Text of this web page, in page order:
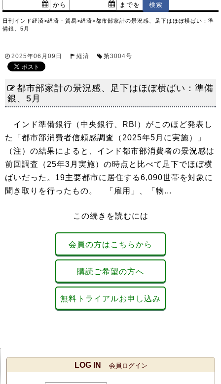
から
までを
日刊インド経済>経済・貿易>経済>都市部家計の景況感、足下はほぼ横ばい：準
備銀、5月
2025年06月09日 経済 第3004号
都市部家計の景況感、足下はほぼ横ばい：準備
銀、5月
インド準備銀行（中央銀行、RBI）がこのほど発表し
た「都市部消費者信頼感調査（2025年5月に実施）」
（注）の結果によると、インド都市部消費者の景況感は
前回調査（25年3月実施）の時点と比べて足下でほぼ横
ばいだった。19主要都市に居住する6,090世帯を対象に
聞き取りを行ったもの。 「雇用」、「物...
この続きを読むには
会員の方はこちらから
購読ご希望の方へ
無料トライアルお申し込み
LOG IN 会員ログイン